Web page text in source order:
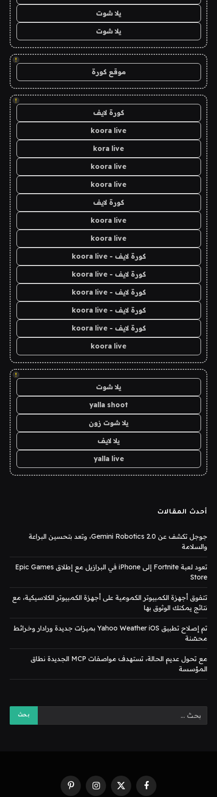
يلا شوت
يلا شوت
!
موقع كورة
!
كورة لايف
koora live
kora live
koora live
koora live
كورة لايف
koora live
koora live
كورة لايف - koora live
كورة لايف - koora live
كورة لايف - koora live
كورة لايف - koora live
كورة لايف - koora live
koora live
!
يلا شوت
yalla shoot
يلا شوت زون
يلا لايف
yalla live
أحدث المقالات
جوجل تكشف عن Gemini Robotics 2.0، وتعد بتحسين البراعة
والسلامة
تعود لعبة Fortnite إلى iPhone في البرازيل مع إطلاق Epic Games
Store
تتفوق أجهزة الكمبيوتر الكمومية على أجهزة الكمبيوتر الكلاسيكية، مع
نتائج يمكنك الوثوق بها
تم إصلاح تطبيق Yahoo Weather iOS بميزات جديدة ورادار وخرائط
محسّنة
مع تحول عديم الحالة، تستهدف مواصفات MCP الجديدة نطاق
المؤسسة
فيسبوك X
الانستغرامبينتيريست